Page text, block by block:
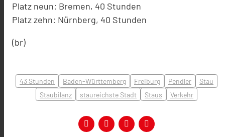
Platz neun: Bremen, 40 Stunden
Platz zehn: Nürnberg, 40 Stunden
(br)
43 Stunden Baden-Württemberg Freiburg Pendler
Stau
Staubilanz
staureichste Stadt Staus Verkehr